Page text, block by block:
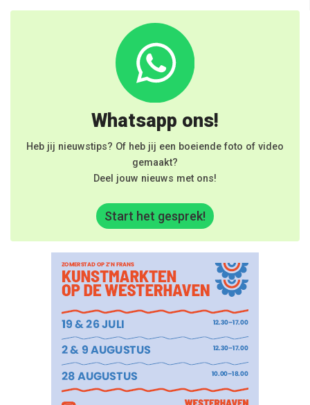
Whatsapp ons!
Heb jij nieuwstips? Of heb jij een boeiende foto of video
gemaakt?
Deel jouw nieuws met ons!
Start het gesprek!